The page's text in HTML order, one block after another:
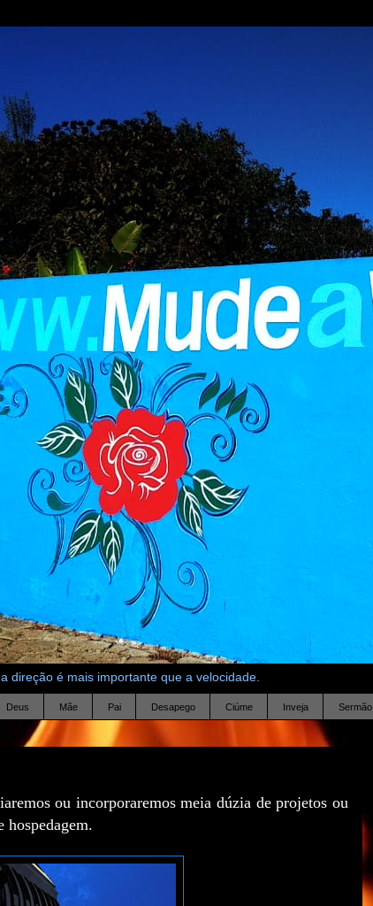
direção é mais importante que a velocidade.
Deus Mãe Pai Desapego Ciúme Inveja Sermão
ou incorporaremos meia dúzia de projetos ou
hospedagem.